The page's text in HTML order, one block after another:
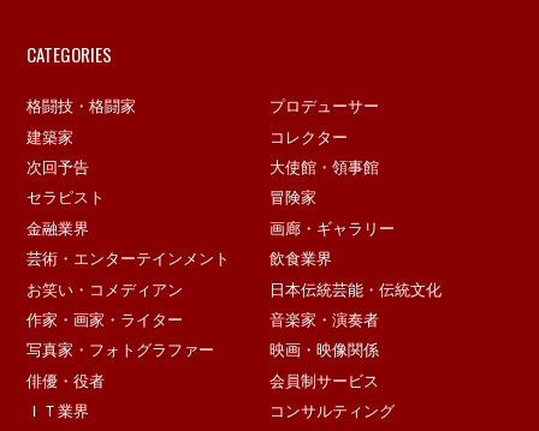
CATEGORIES
格闘技・格闘家
プロデューサー
建築家
コレクター
次回予告
大使館・領事館
セラピスト
冒険家
金融業界
画廊・ギャラリー
芸術・エンターテインメント
飲食業界
お笑い・コメディアン
日本伝統芸能・伝統文化
作家・画家・ライター
音楽家・演奏者
写真家・フォトグラファー
映画・映像関係
俳優・役者
会員制サービス
ＩＴ業界
コンサルティング